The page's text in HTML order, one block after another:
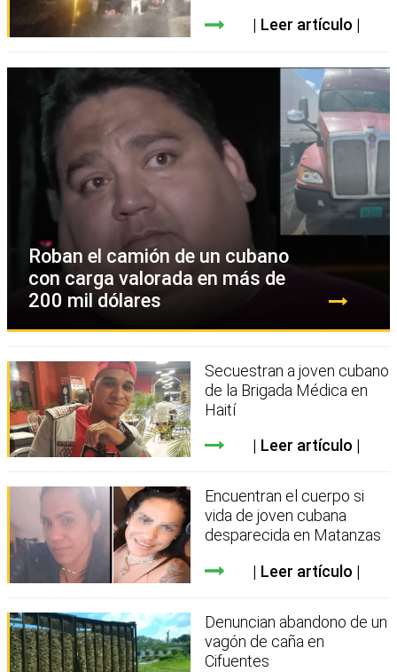
Leer artículo
Roban el camión de un cubano
con carga valorada en más de
200 mil dólares
Secuestran a joven cubano
de la Brigada Médica en
Haití
Leer artículo
Encuentran el cuerpo si
vida de joven cubana
desparecida en Matanzas
Leer artículo
Denuncian abandono de un
vagón de caña en
Cifuentes